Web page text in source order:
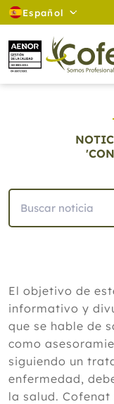
Español
El objetivo de
informativo y
que se hable de
como
siguiendo un
enfermedad,
la salud.